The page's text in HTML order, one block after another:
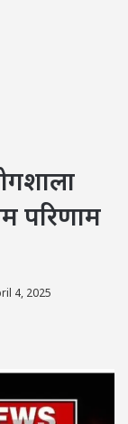
परिणाम
4, 2025